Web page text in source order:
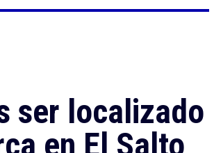
ser localizado